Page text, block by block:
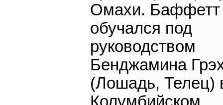
Омахи. Баффетт
обучался под
руководством
Бенджамина
(Лошадь, Телец)